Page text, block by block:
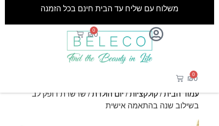
₪0
0
משלוח עם שליח עד הבית חינם בכל הזמנה
₪0
0
עמוד הבית/קולקציות/יום הולדת/ שרשרת דופק לב
בשילוב שנה בהתאמה אישית